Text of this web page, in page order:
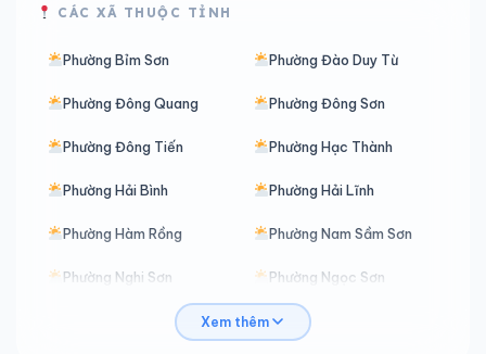
CÁC XÃ THUỘC TỈNH
Phường Bỉm Sơn Phường Đào Duy Từ
Phường Đông Quang Phường Đông Sơn
Phường Đông Tiến Phường Hạc Thành
Phường Hải Bình Phường Hải Lĩnh
Phường Hàm Rồng Phường Nam Sầm Sơn
Phường Nghi Sơn Phường Ngọc Sơn
Phường Nguyệt Viên Phường Quảng Phú
Xem thêm